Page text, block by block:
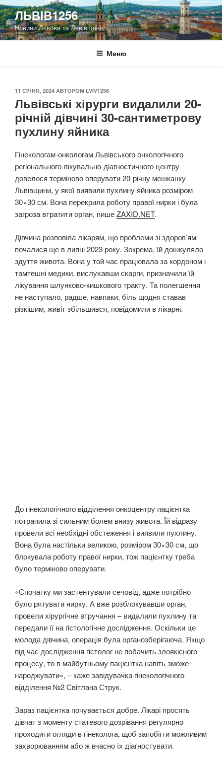
Перейти
до
вмісту
ЛЬВІВ1256
Новини Львова та Львівщини
Меню
ОПУБЛІКОВАНО
11 СІЧНЯ, 2024 АВТОРОМ LVIV1256
Львівські хірурги видалили 20-
річній дівчині 30-сантиметрову
пухлину яйника
Гінекологам-онкологам Львівського онкологічного
регіонального лікувально-діагностичного центру
довелося терміново оперувати 20-річну мешканку
Львівщини, у якої виявили пухлину яйника розміром
30×30 см. Вона перекрила роботу правої нирки і була
загроза втратити орган, пишеZAXID.NET.
Дівчина розповіла лікарям, що проблеми зі здоров’ям
почалися ще в липні 2023 року. Зокрема, їй дошкуляло
здуття живота. Вона у той час працювала за кордоном і
тамтешні медики, вислухавши скарги, призначили їй
лікування шлунково-кишкового тракту. Та полегшення
не наступало, радше, навпаки, біль щодня ставав
різкішим, живіт збільшився, повідомили в лікарні.
До гінекологічного відділення онкоцентру пацієнтка
потрапила зі сильним болем внизу живота. Їй відразу
провели всі необхідні обстеження і виявили пухлину.
Вона була настільки великою, розміром 30×30 см, що
блокувала роботу правої нирки, тож пацієнтку треба
було терміново оперувати.
«Спочатку ми застентували сечовід, адже потрібно
було рятувати нирку. А вже розблокувавши орган,
провели хірургічне втручання – видалили пухлину та
передали її на гістологічне дослідження. Оскільки це
молода дівчина, операція була органозберігаюча. Якщо
під час дослідження гістолог не побачить злоякісного
процесу, то в майбутньому пацієнтка навіть зможе
народжувати», – каже завідувачка гінекологічного
відділення №2 Світлана Струк.
Зараз пацієнтка почувається добре. Лікарі просять
дівчат з моменту статевого дозрівання регулярно
проходити огляди в гінеколога, щоб запобігти можливим
захворюванням або ж вчасно їх діагностувати.